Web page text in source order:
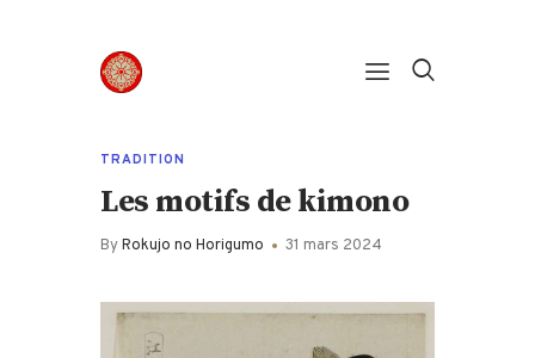
TRADITION
Les motifs de kimono
ByRokujo no Horigumo 31 mars 2024